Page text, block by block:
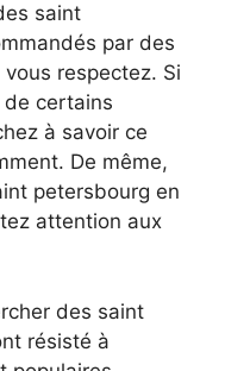
saint
par des
respectez. Si
certains
à savoir ce
De même,
petersbourg en
attention aux
des saint
résisté à